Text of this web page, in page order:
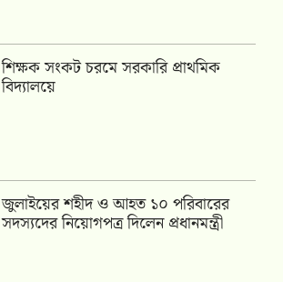
শিক্ষক সংকট চরমে সরকারি প্রাথমিক
বিদ্যালয়ে
জুলাইয়ের শহীদ ও আহত ১০ পরিবারের
সদস্যদের নিয়োগপত্র দিলেন প্রধানমন্ত্রী